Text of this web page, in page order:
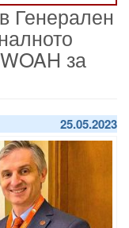
Генерален
за
25.05.2023